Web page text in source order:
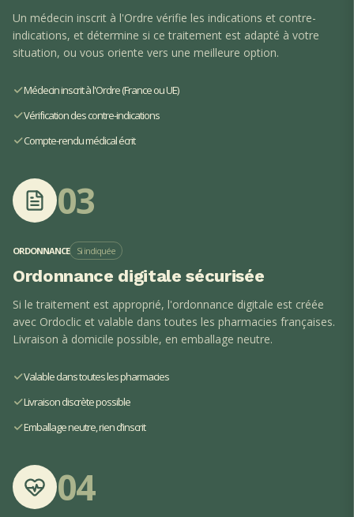
Un médecin inscrit à l'Ordre vérifie les indications et contre-
indications, et détermine si ce traitement est adapté à votre
situation, ou vous oriente vers une meilleure option.
Médecin inscrit à l'Ordre (France ou UE)
Vérification des contre-indications
Compte-rendu médical écrit
03
ORDONNANCE Si indiquée
Ordonnance digitale sécurisée
Si le traitement est approprié, l'ordonnance digitale est créée
avec Ordoclic et valable dans toutes les pharmacies françaises.
Livraison à domicile possible, en emballage neutre.
Valable dans toutes les pharmacies
Livraison discrète possible
Emballage neutre, rien d’inscrit
04